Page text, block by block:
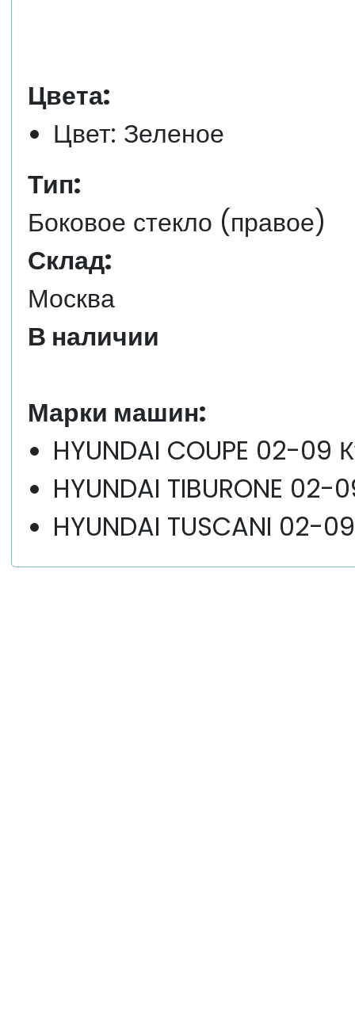
Цвета:
Цвет: Зеленое
Тип:
Боковое стекло (правое)
Склад:
Москва
В наличии
Марки машин:
HYUNDAI COUPE 02-09
HYUNDAI TIBURONE 02-
HYUNDAI TUSCANI 02-